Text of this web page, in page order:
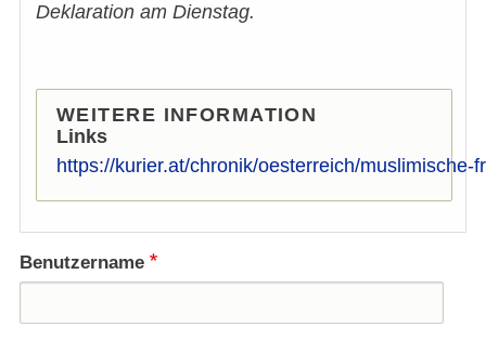
Deklaration am Dienstag.
WEITERE INFORMATION
Links
https://kurier.at/chronik/oesterreich/
Benutzername